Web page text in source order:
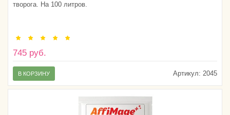
творога. На 100 литров.
745 руб.
Артикул: 2045
В КОРЗИНУ